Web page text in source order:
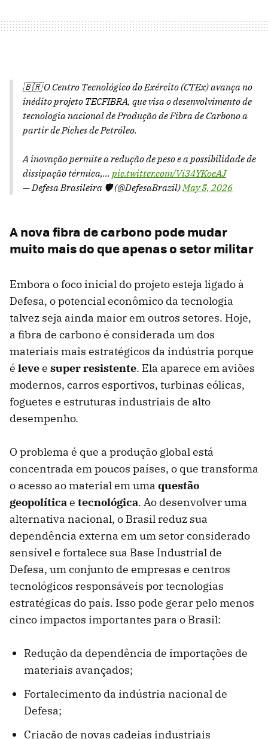
🇧🇷 O Centro Tecnológico do Exército (CTEx) avança no
inédito projeto TECFIBRA, que visa o desenvolvimento de
tecnologia nacional de Produção de Fibra de Carbono a
partir de Piches de Petróleo.
A inovação permite a redução de peso e a possibilidade de
dissipação térmica,… pic.twitter.com/Vi34YKoeAJ
— Defesa Brasileira 🛡️ (@DefesaBrazil) May 5, 2026
A nova fibra de carbono pode mudar
muito mais do que apenas o setor militar
Embora o foco inicial do projeto esteja ligado à
Defesa, o potencial econômico da tecnologia
talvez seja ainda maior em outros setores. Hoje,
a fibra de carbono é considerada um dos
materiais mais estratégicos da indústria porque
é levee super resistente. Ela aparece em aviões
modernos, carros esportivos, turbinas eólicas,
foguetes e estruturas industriais de alto
desempenho.
O problema é que a produção global está
concentrada em poucos países, o que transforma
o acesso ao material em uma questão
geopolíticae tecnológica. Ao desenvolver uma
alternativa nacional, o Brasil reduz sua
dependência externa em um setor considerado
sensível e fortalece sua Base Industrial de
Defesa, um conjunto de empresas e centros
tecnológicos responsáveis por tecnologias
estratégicas do país. Isso pode gerar pelo menos
cinco impactos importantes para o Brasil:
Redução da dependência de importações de
materiais avançados;
Fortalecimento da indústria nacional de
Defesa;
Criação de novas cadeias industriais